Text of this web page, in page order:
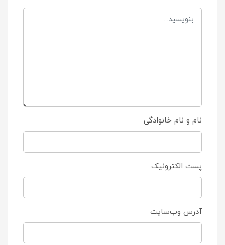
نام و نام خانوادگی
پست الکترونیک
آدرس وب‌سایت